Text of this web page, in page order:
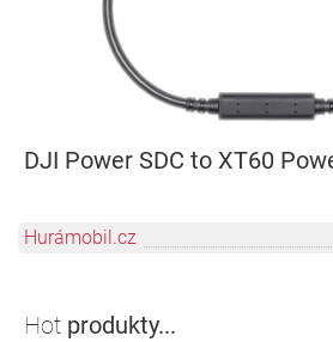
DJI Power SDC to XT60
Hurámobil.cz
Hot produkty...